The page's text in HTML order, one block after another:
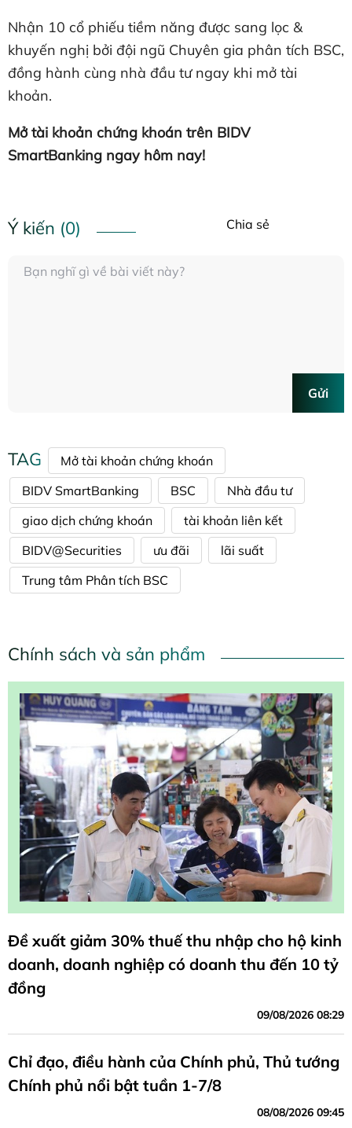
Nhận 10 cổ phiếu tiềm năng được sang lọc &
khuyến nghị bởi đội ngũ Chuyên gia phân tích BSC,
đồng hành cùng nhà đầu tư ngay khi mở tài
khoản.
Mở tài khoản chứng khoán trên BIDV
SmartBanking ngay hôm nay!
Ý kiến (0) Chia sẻ
Gửi
TAG
Mở tài khoản chứng khoán
BIDV SmartBanking
BSC
Nhà đầu tư
giao dịch chứng khoán
tài khoản liên kết
BIDV@Securities
ưu đãi
lãi suất
Trung tâm Phân tích BSC
Chính sách và sản phẩm
Đề xuất giảm 30% thuế thu nhập cho hộ kinh
doanh, doanh nghiệp có doanh thu đến 10 tỷ
đồng
09/08/2026 08:29
Chỉ đạo, điều hành của Chính phủ, Thủ tướng
Chính phủ nổi bật tuần 1-7/8
08/08/2026 09:45